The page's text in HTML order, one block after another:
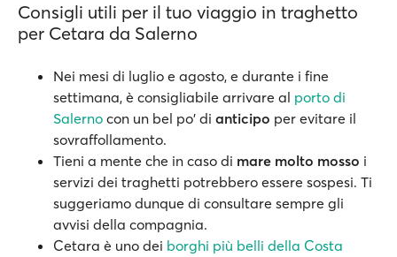
Consigli utili per il tuo viaggio in traghetto
per Cetara da Salerno
Nei mesi di luglio e agosto, e durante i fine
settimana, è consigliabile arrivare al porto di
Salerno con un bel po' di anticipo per evitare il
sovraffollamento.
Tieni a mente che in caso di mare molto mosso i
servizi dei traghetti potrebbero essere sospesi. Ti
suggeriamo dunque di consultare sempre gli
avvisi della compagnia.
Cetara è uno dei borghi più belli della Costa